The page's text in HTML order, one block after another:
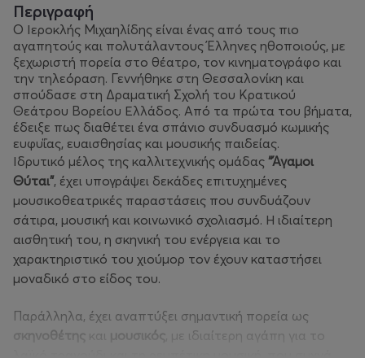
Περιγραφή
Ο Ιεροκλής Μιχαηλίδης είναι ένας από τους πιο
αγαπητούς και πολυτάλαντους Έλληνες ηθοποιούς, με
ξεχωριστή πορεία στο θέατρο, τον κινηματογράφο και
την τηλεόραση. Γεννήθηκε στη Θεσσαλονίκη και
σπούδασε στη Δραματική Σχολή του Κρατικού
Θεάτρου Βορείου Ελλάδος. Από τα πρώτα του βήματα,
έδειξε πως διαθέτει ένα σπάνιο συνδυασμό κωμικής
ευφυΐας, ευαισθησίας και μουσικής παιδείας.
Ιδρυτικό μέλος της καλλιτεχνικής ομάδας “Άγαμοι
Θύται”, έχει υπογράψει δεκάδες επιτυχημένες
μουσικοθεατρικές παραστάσεις που συνδυάζουν
σάτιρα, μουσική και κοινωνικό σχολιασμό. Η ιδιαίτερη
αισθητική του, η σκηνική του ενέργεια και το
χαρακτηριστικό του χιούμορ τον έχουν καταστήσει
μοναδικό στο είδος του.
Παράλληλα, έχει αναπτύξει σημαντική πορεία ως
σκηνοθέτης και μουσικός , με ιδιαίτερη αγάπη για το